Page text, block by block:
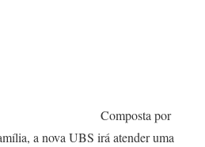
Composta por
a nova UBS irá atender uma